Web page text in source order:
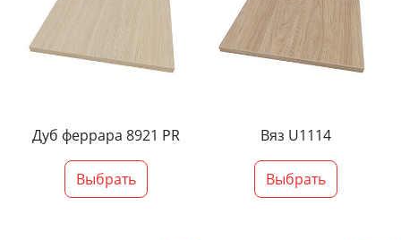
Дуб феррара 8921 PR
Выбрать
Вяз U1114
Выбрать